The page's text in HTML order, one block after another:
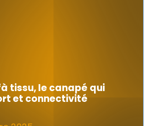
tissu, le canapé qui
et connectivité